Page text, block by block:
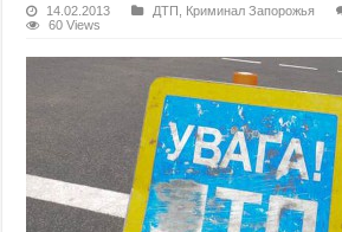
14.02.2013 ДТП Криминал Запорожья
60 Views